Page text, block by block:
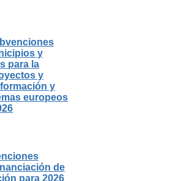
y
para la
y
y
europeos
de
para 2026